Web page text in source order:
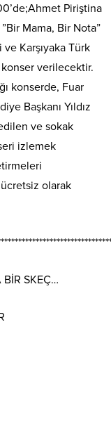
Piriştina
Mama, Bir Nota”
Karşıyaka Türk
verilecektir.
konserde, Fuar
Başkanı Yıldız
ve sokak
izlemek
olarak
SKEÇ…